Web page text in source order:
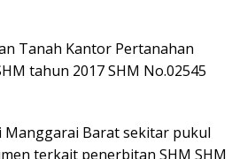
Tanah Kantor Pertanahan
tahun 2017 SHM No.02545
Manggarai Barat sekitar pukul
terkait penerbitan SHM SHM